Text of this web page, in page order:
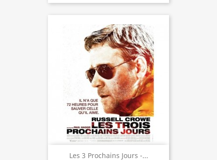
Les 3 Prochains Jours -...